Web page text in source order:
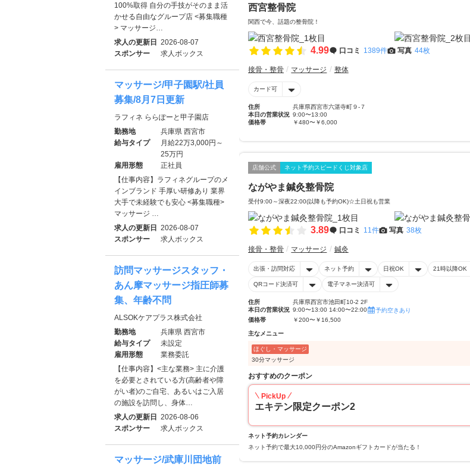
西宮整骨院
関西で今、話題の整骨院！
4.99 口コミ 1389件 写真 44枚
接骨・整骨 マッサージ 整体
カード可
住所
兵庫県西宮市六湛寺町９-７
本日の営業状況 9:00〜13:00
価格帯
￥480〜￥6,000
店舗公式 ネット予約スピードくじ対象店
ながやま鍼灸整骨院
受付9:00～深夜22:00(以降も予約OK)☆土日祝も営業
3.89 口コミ 11件 写真 38枚
接骨・整骨 マッサージ 鍼灸
出張・訪問対応 ネット予約 日祝OK 21時以降OK
QRコード決済可 電子マネー決済可
住所
兵庫県西宮市池田町10-2 2F
本日の営業状況 9:00〜13:00 14:00〜22:00
予約空きあり
価格帯
￥200〜￥16,500
主なメニュー
ほぐし・マッサージ
30分マッサージ
おすすめのクーポン
PickUp
エキテン限定クーポン2
ネット予約カレンダー
ネット予約で最大10,000円分のAmazonギフトカードが当たる！
100%取得 自分の手技がそのまま活
かせる自由なグループ店 <募集職種
> マッサージ…
求人の更新日 2026-08-07
スポンサー
求人ボックス
マッサージ/甲子園駅/社員
募集/8月7日更新
ラフィネ ららぽーと甲子園店
勤務地
兵庫県 西宮市
給与タイプ
月給22万3,000円～
25万円
雇用形態
正社員
【仕事内容】ラフィネグループのメ
インブランド 手厚い研修あり 業界
大手で未経験でも安心 <募集職種>
マッサージ …
求人の更新日 2026-08-07
スポンサー
求人ボックス
訪問マッサージスタッフ・
あん摩マッサージ指圧師募
集、年齢不問
ALSOKケアプラス株式会社
勤務地
兵庫県 西宮市
給与タイプ
未設定
雇用形態
業務委託
【仕事内容】<主な業務> 主に介護
を必要とされている方(高齢者や障
がい者)のご自宅、あるいはご入居
の施設を訪問し、身体…
求人の更新日 2026-08-06
スポンサー
求人ボックス
マッサージ/武庫川団地前